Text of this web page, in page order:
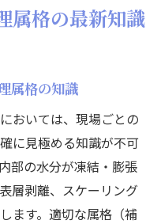
属格の最新知識
属格の知識
おいては、現場ごとの
に見極める知識が不可
部の水分が凍結・膨張
層剥離、スケーリング
ます。適切な属格（補